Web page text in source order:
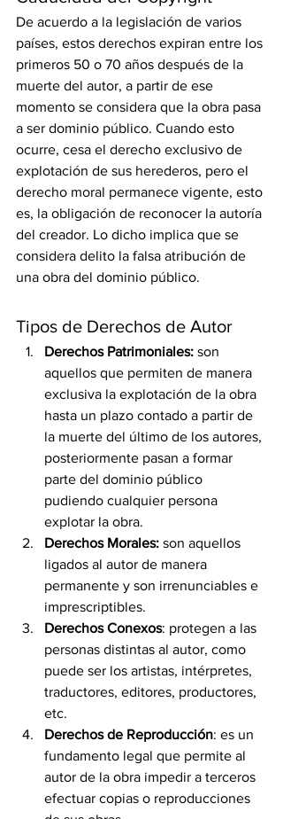
De acuerdo a la legislación de varios
países, estos derechos expiran entre los
primeros 50 o 70 años después de la
muerte del autor, a partir de ese
momento se considera que la obra pasa
a ser dominio público. Cuando esto
ocurre, cesa el derecho exclusivo de
explotación de sus herederos, pero el
derecho moral permanece vigente, esto
es, la obligación de reconocer la autoría
del creador. Lo dicho implica que se
considera delito la falsa atribución de
una obra del dominio público.
Tipos de Derechos de Autor
Derechos Patrimoniales: son
aquellos que permiten de manera
exclusiva la explotación de la obra
hasta un plazo contado a partir de
la muerte del último de los autores,
posteriormente pasan a formar
parte del dominio público
pudiendo cualquier persona
explotar la obra.
Derechos Morales: son aquellos
ligados al autor de manera
permanente y son irrenunciables e
imprescriptibles.
Derechos Conexos: protegen a las
personas distintas al autor, como
puede ser los artistas, intérpretes,
traductores, editores, productores,
etc.
Derechos de Reproducción: es un
fundamento legal que permite al
autor de la obra impedir a terceros
efectuar copias o reproducciones